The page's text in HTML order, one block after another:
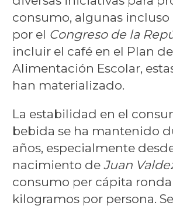
consumo, algunas incluso
por el Congreso de la
incluir el café en el Plan de
Alimentación Escolar,
han materializado.
La estabilidad en el
bebida se ha mantenido
años, especialmente
nacimiento de Juan
consumo per cápita
kilogramos por persona.